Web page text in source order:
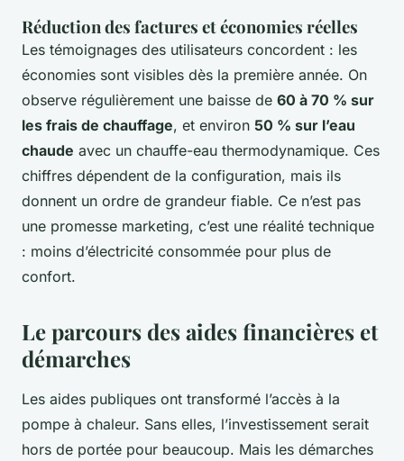
Réduction des factures et économies réelles
Les témoignages des utilisateurs concordent : les
économies sont visibles dès la première année. On
observe régulièrement une baisse de 60 à 70 % sur
les frais de chauffage, et environ 50 % sur l’eau
chaude avec un chauffe-eau thermodynamique. Ces
chiffres dépendent de la configuration, mais ils
donnent un ordre de grandeur fiable. Ce n’est pas
une promesse marketing, c’est une réalité technique
: moins d’électricité consommée pour plus de
confort.
Le parcours des aides financières et
démarches
Les aides publiques ont transformé l’accès à la
pompe à chaleur. Sans elles, l’investissement serait
hors de portée pour beaucoup. Mais les démarches